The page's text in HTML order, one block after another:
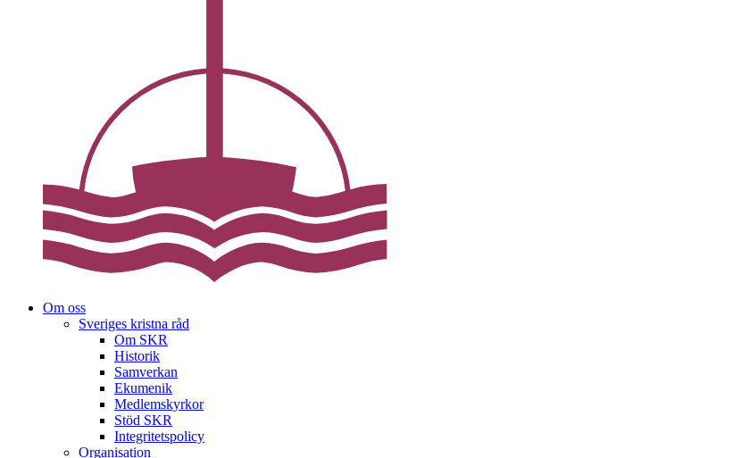
Om oss
Sveriges kristna råd
Om SKR
Historik
Samverkan
Ekumenik
Medlemskyrkor
Stöd SKR
Integritetspolicy
Organisation